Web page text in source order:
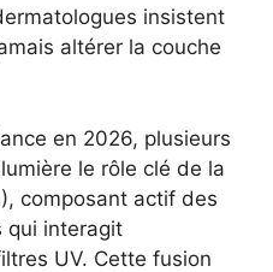
insistent
altérer la couche
en 2026, plusieurs
le rôle clé de la
composant actif des
qui interagit
UV. Cette fusion